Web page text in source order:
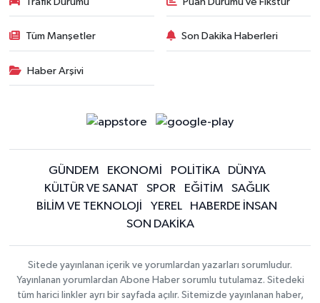
Tüm Manşetler Son Dakika Haberleri
Haber Arşivi
GÜNDEM EKONOMİ POLİTİKA
DÜNYA
KÜLTÜR VE SANAT
SPOR EĞİTİM
SAĞLIK
BİLİM VE TEKNOLOJİ
YEREL
HABERDE İNSAN
SON DAKİKA
Sitede yayınlanan içerik ve yorumlardan yazarları sorumludur.
Yayınlanan yorumlardan Abone Haber sorumlu tutulamaz. Sitedeki
tüm harici linkler ayrı bir sayfada açılır. Sitemizde yayınlanan haber,